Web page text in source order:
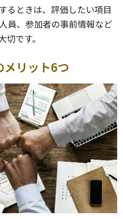
るときは、評価したい項目
員、参加者の事前情報など
です。
リット6つ